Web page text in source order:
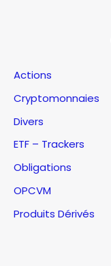
Actions
Cryptomonnaies
Divers
ETF – Trackers
Obligations
OPCVM
Produits Dérivés